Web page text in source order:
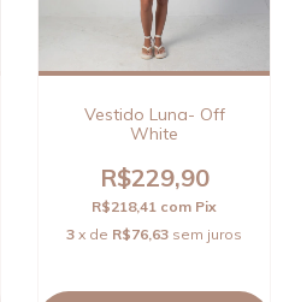
Vestido Luna- Off
White
R$229,90
R$218,41 com Pix
3 x de R$76,63 sem juros